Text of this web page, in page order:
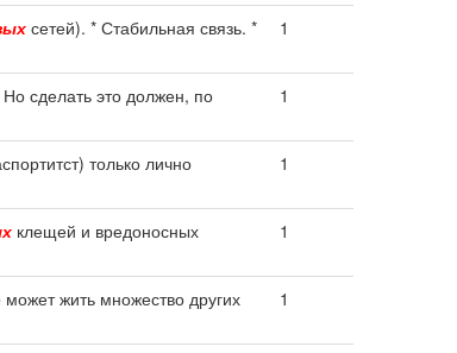
сетей). * Стабильная связь. *
1
Но сделать это должен, по
1
только лично
1
клещей и вредоносных
1
жить множество других
1